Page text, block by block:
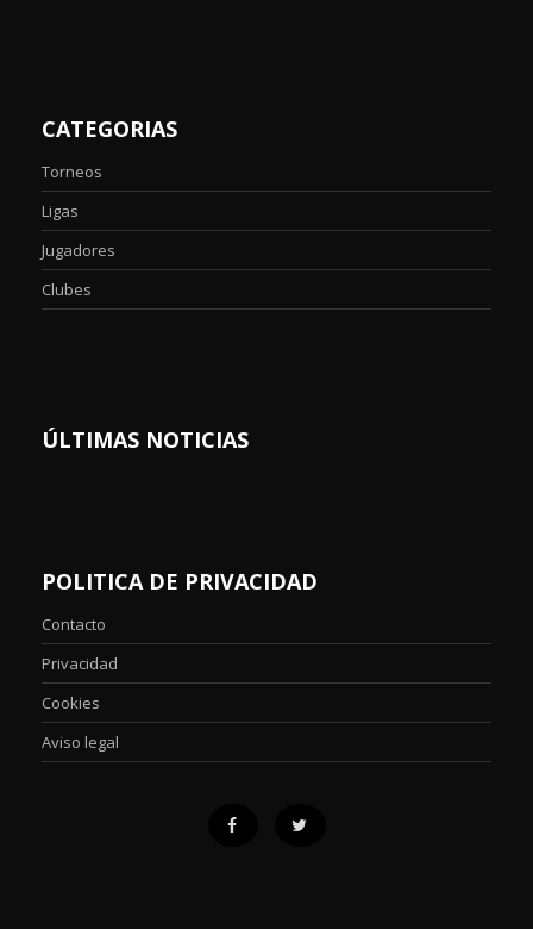
CATEGORIAS
Torneos
Ligas
Jugadores
Clubes
ÚLTIMAS NOTICIAS
POLITICA DE PRIVACIDAD
Contacto
Privacidad
Cookies
Aviso legal